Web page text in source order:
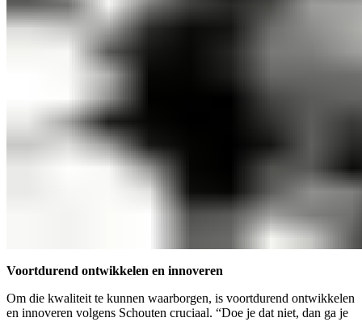
Voortdurend ontwikkelen en innoveren
Om die kwaliteit te kunnen waarborgen, is voortdurend ontwikkelen
en innoveren volgens Schouten cruciaal. “Doe je dat niet, dan ga je